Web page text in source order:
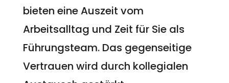
bieten eine Auszeit vom
Arbeitsalltag und Zeit für Sie als
Führungsteam. Das gegenseitige
Vertrauen wird durch kollegialen